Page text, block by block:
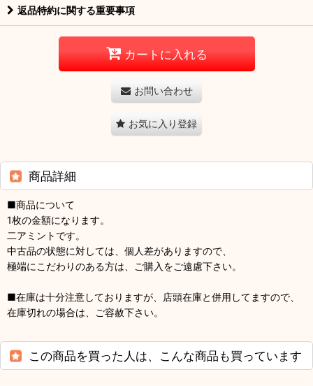
返品特約に関する重要事項
カートに入れる
お問い合わせ
お気に入り登録
商品詳細
■商品について
1枚の金額になります。
二アミントです。
中古品の状態に対しては、個人差がありますので、
極端にこだわりのある方は、ご購入をご遠慮下さい。
■在庫は十分注意しておりますが、店頭在庫と併用してますので、
在庫切れの場合は、ご容赦下さい。
この商品を買った人は、こんな商品も買っています